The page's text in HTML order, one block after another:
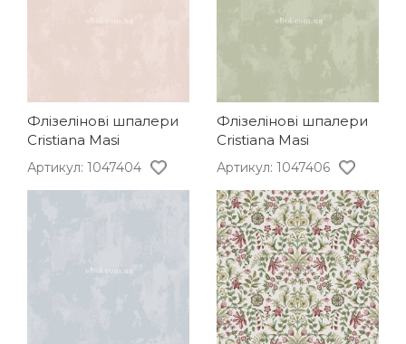
Флізелінові шпалери
Cristiana Masi
Артикул: 1047404
Флізелінові шпалери
Cristiana Masi
Артикул: 1047406